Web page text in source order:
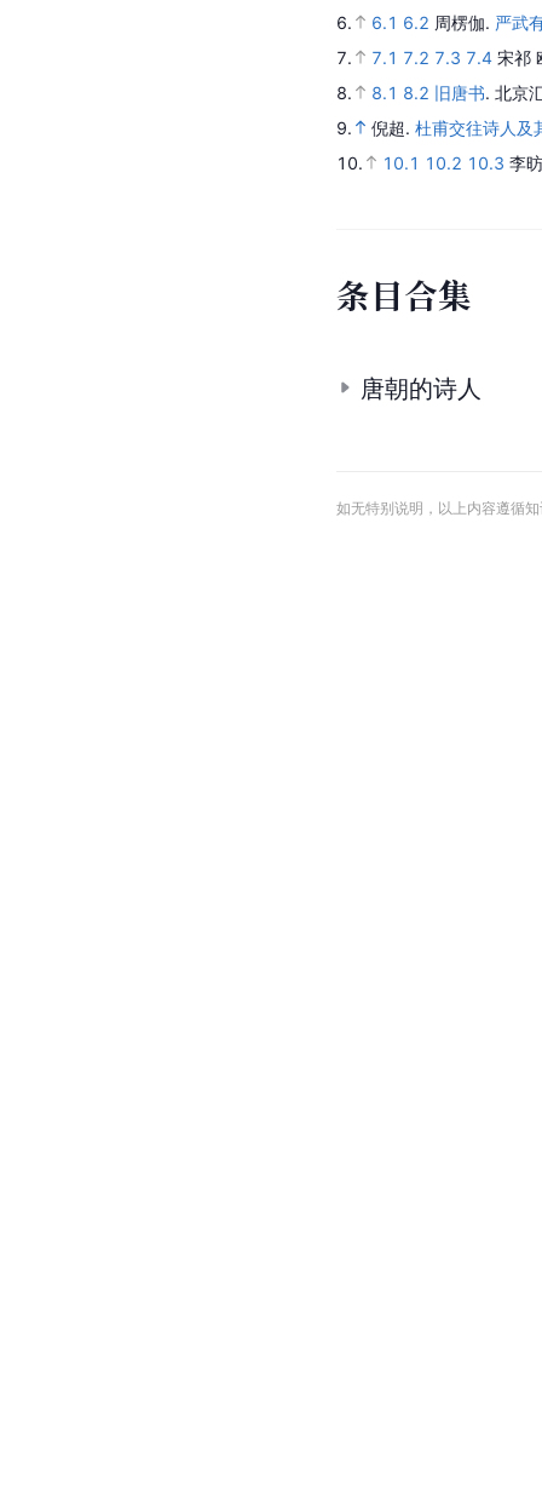
6. 6.1 6.2 周楞伽. 严武
7.
7.1 7.2 7.3 7.4 宋祁
8.
8.1 8.2 旧唐书. 北京
9.
倪超. 杜甫交往诗人及
10.
10.1 10.2 10.3 李
条目合集
唐朝的诗人
如无特别说明，以上内容遵循